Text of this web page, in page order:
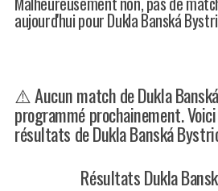
aujourd'hui pour Dukla Banská
⚠️ Aucun match de Dukla
programmé prochainement.
résultats de Dukla Banská
Résultats Dukla